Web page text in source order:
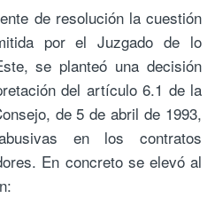
de resolución la cuestión
por el Juzgado de lo
se planteó una decisión
del artículo 6.1 de la
de 5 de abril de 1993,
en los contratos
En concreto se elevó al